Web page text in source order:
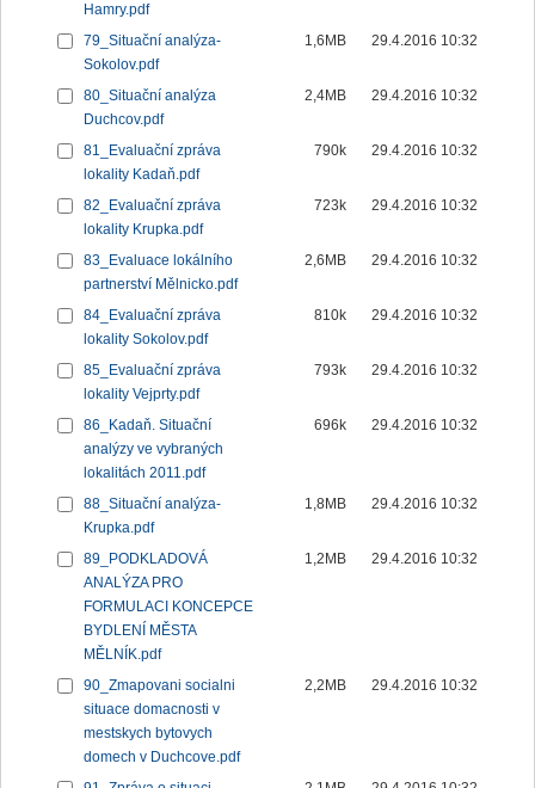
Hamry.pdf
79_Situační analýza-
Sokolov.pdf
1,6MB 29.4.2016 10:32
80_Situační analýza
Duchcov.pdf
2,4MB 29.4.2016 10:32
81_Evaluační zpráva
lokality Kadaň.pdf
790k 29.4.2016 10:32
82_Evaluační zpráva
lokality Krupka.pdf
723k 29.4.2016 10:32
83_Evaluace lokálního
partnerství Mělnicko.pdf
2,6MB 29.4.2016 10:32
84_Evaluační zpráva
lokality Sokolov.pdf
810k 29.4.2016 10:32
85_Evaluační zpráva
lokality Vejprty.pdf
793k 29.4.2016 10:32
86_Kadaň. Situační
analýzy ve vybraných
lokalitách 2011.pdf
696k 29.4.2016 10:32
88_Situační analýza-
Krupka.pdf
1,8MB 29.4.2016 10:32
89_PODKLADOVÁ
ANALÝZA PRO
FORMULACI KONCEPCE
BYDLENÍ MĚSTA
MĚLNÍK.pdf
1,2MB 29.4.2016 10:32
90_Zmapovani socialni
situace domacnosti v
mestskych bytovych
domech v Duchcove.pdf
2,2MB 29.4.2016 10:32